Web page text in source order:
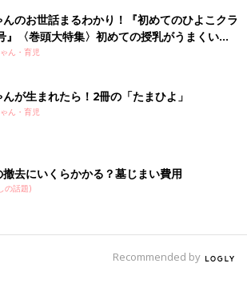
いる？
スとか。子どもさんがいるので家族で楽しめ
イルを考えつつ、日持ちがして冷凍ではない
まったときに食べられるお菓子」
、すぐに食べられる物・ハムや佃煮など。ま
ーなどお客さまにも出せるものを送ってい
るので、住んでいる地域の特産品」
んのお世話まるわかり！『初めてのひよこクラ
』〈巻頭大特集〉初めての授乳がうまくい
っぱい・ミルクの基本と夏のトラブル 解決テ
ん・育児
が生まれたら！2冊の「たまひよ」
ん・育児
撤去にいくらかかる？墓じまい費用
の話題)
Recommended by